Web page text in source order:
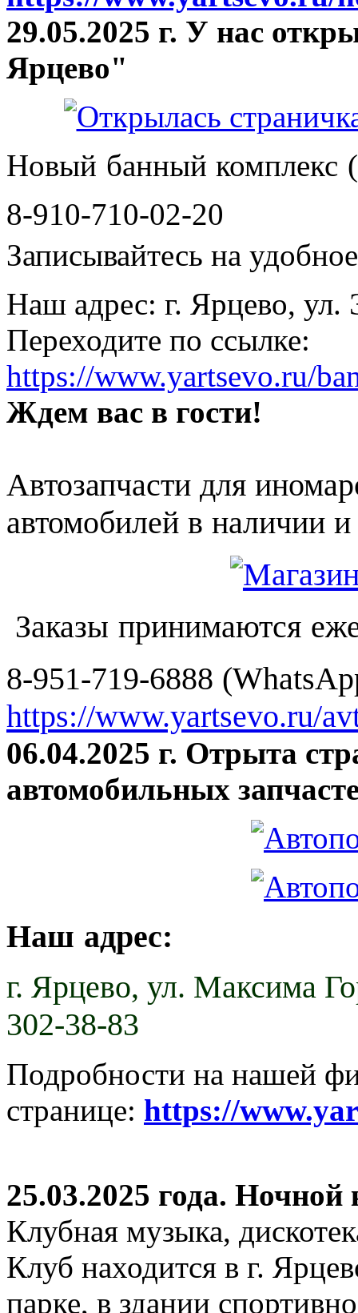
29.05.2025 г. У нас
Ярцево"
Новый банный комплекс
8-910-710-02-20
Записывайтесь на
Наш адрес: г. Ярцево, ул.
Переходите по ссылке:
https://www.yartsevo.ru/
Ждем вас в гости!
Автозапчасти для
автомобилей в наличии и
Заказы принимаются
8-951-719-6888
https://www.yartsevo.ru/
06.04.2025 г. Отрыта
автомобильных
Наш адрес:
г. Ярцево, ул. Максима
302-38-83
Подробности на нашей
странице: https://
25.03.2025 года.
Клубная музыка,
Клуб находится в г.
парке, в здании